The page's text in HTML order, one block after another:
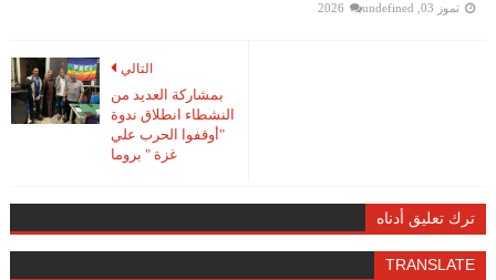
تموز 03, 2026 undefined
التالي
بمشاركة العديد من
النشطاء انطلاق ندوة
"أوقفوا الحرب علي
غزة " بروما
ترك تعليق أدناه
TRANSLATE